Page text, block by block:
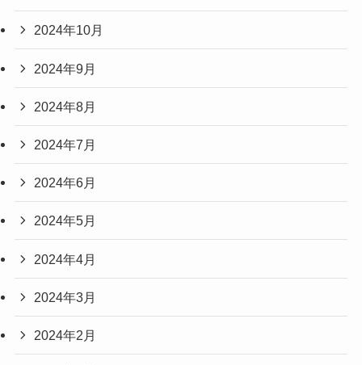
2024年10月
2024年9月
2024年8月
2024年7月
2024年6月
2024年5月
2024年4月
2024年3月
2024年2月